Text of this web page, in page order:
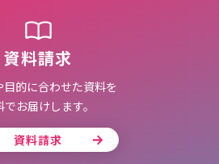
資料請求
目的に合わせた資料を
でお届けします。
資料請求